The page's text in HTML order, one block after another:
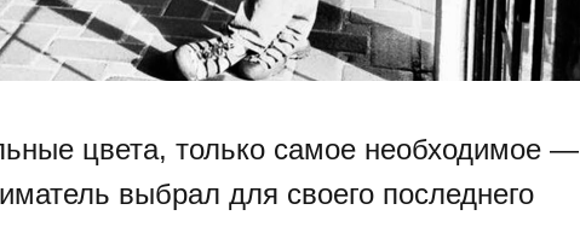
цвета, только самое необходимое —
выбрал для своего последнего